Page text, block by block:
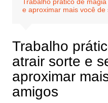
e aproximar mais você de
Trabalho
atrair sorte e
aproximar
amigos